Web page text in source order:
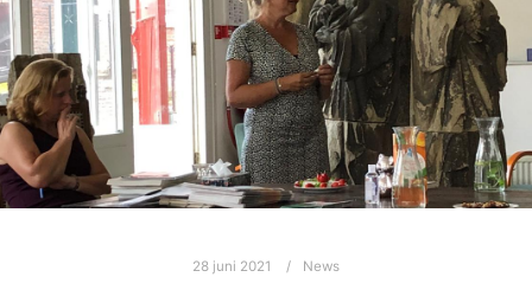
28 juni 2021 News